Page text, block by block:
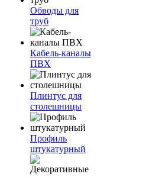
Обводы для
труб
Кабель-каналы
ПВХ
Плинтус для
столешницы
Профиль
штукатурный